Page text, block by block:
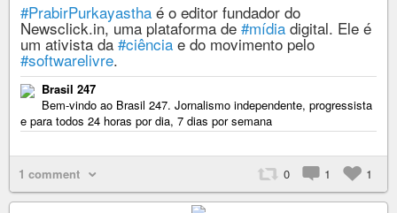
#PrabirPurkayastha é o editor fundador do
Newsclick.in, uma plataforma de #mídia digital. Ele é
um ativista da #ciência e do movimento pelo
#softwarelivre.
Brasil 247
Bem-vindo ao Brasil 247. Jornalismo independente, progressista
e para todos 24 horas por dia, 7 dias por semana
1 comment 0 1 1